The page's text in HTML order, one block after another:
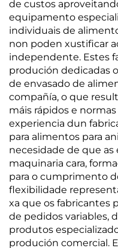
de custos
equipamento
individuais de
non poden xustificar
independente. Estes
produción dedicadas
de envasado de
compañía, o que
máis rápidos e
experiencia dun
para alimentos para
necesidade de que
maquinaria cara,
para o cumprimento
flexibilidade
xa que os fabricantes
de pedidos variables,
produtos
produción comercial.